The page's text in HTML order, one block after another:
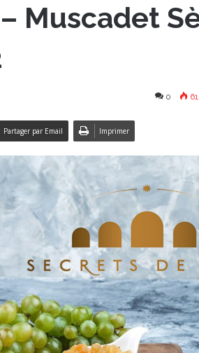
– Muscadet
0
Partager par Email Imprimer